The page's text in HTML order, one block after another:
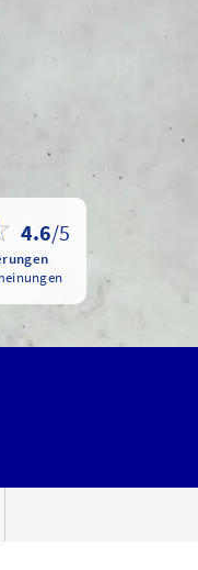
4.6/5